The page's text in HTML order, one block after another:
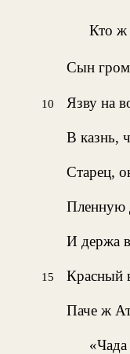
Кто ж
Сын
10
Язву на
В казнь,
Старец,
Пленную
И держа
15
Красный
Паче ж